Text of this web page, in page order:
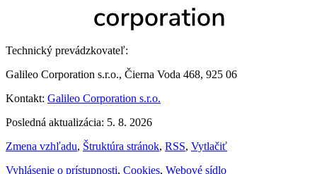
Technický prevádzkovateľ:
Galileo Corporation s.r.o., Čierna Voda 468, 925 06
Kontakt: Galileo Corporation s.r.o.
Posledná aktualizácia: 5. 8. 2026
Zmena vzhľadu, Štruktúra stránok, RSS, Vytlačiť
Vyhlásenie o prístupnosti, Cookies, Webové sídlo